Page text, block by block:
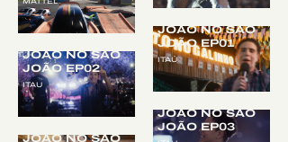
JOÃO NO SÃO
JOÃO EP01
ITAÚ
JOÃO NO SÃO
JOÃO EP02
ITAU
JOÃO NO SÃO
JOÃO EP03
JOÃO NO SÃO